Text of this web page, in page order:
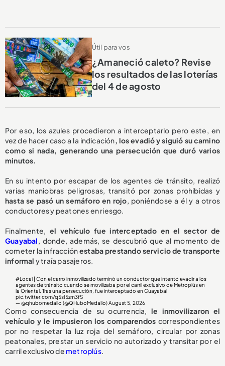
Útil para vos
¿Amaneció caleto? Revise
los resultados de las loterías
del 4 de agosto
Por eso, los azules procedieron a interceptarlo pero este, en
vez de hacer caso a la indicación, los evadió y siguió su camino
como si nada, generando una persecución que duró varios
minutos.
En su intento por escapar de los agentes de tránsito, realizó
varias maniobras peligrosas, transitó por zonas prohibidas y
hasta se pasó un semáforo en rojo, poniéndose a él y a otros
conductores y peatones en riesgo.
Finalmente, el vehículo fue interceptado en el sector de
Guayabal, donde, además, se descubrió que al momento de
cometer la infracciónestaba prestando servicio de transporte
informal y traía pasajeros.
#Local | Con el carro inmovilizado terminó un conductor que intentó evadir a los
agentes de tránsito cuando se movilizaba por el carril exclusivo de Metroplús en
la Oriental. Tras una persecución, fue interceptado en Guayabal
pic.twitter.com/q5sI5zm3fS
— @qhubomedallo (@QHuboMedallo)August 5, 2026
Como consecuencia de su ocurrencia, le inmovilizaron el
vehículo y le impusieron los comparendos correspondientes
por no respetar la luz roja del semáforo, circular por zonas
peatonales, prestar un servicio no autorizado y transitar por el
carril exclusivo de metroplús.